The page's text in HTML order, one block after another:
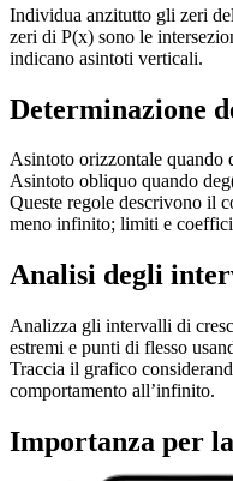
Individua anzitutto gli zeri
zeri di P(x) sono le
indicano asintoti verticali.
Determinazione
Asintoto orizzontale quando
Asintoto obliquo quando
Queste regole descrivono il
meno infinito; limiti e
Analisi degli
Analizza gli intervalli di
estremi e punti di flesso
Traccia il grafico
comportamento all’infinito.
Importanza per